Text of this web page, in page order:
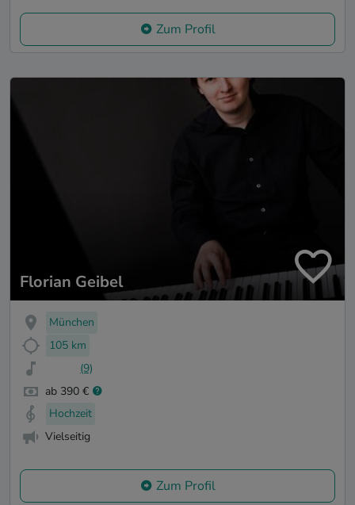
Zum Profil
Florian Geibel
München
105 km
(9)
ab 390 €
Hochzeit
Vielseitig
Zum Profil